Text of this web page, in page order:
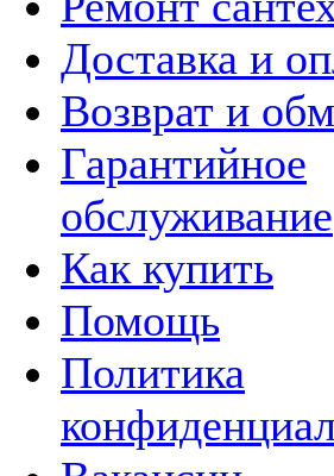
Доставка и
Возврат и
Гарантийное
обслуживание
Как купить
Помощь
Политика